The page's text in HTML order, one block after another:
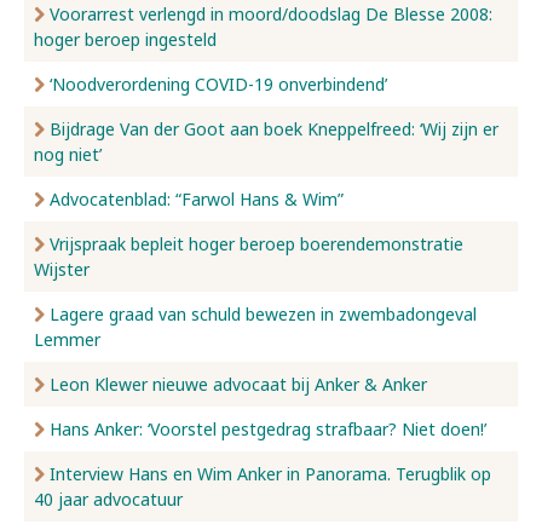
Voorarrest verlengd in moord/doodslag De Blesse 2008:
hoger beroep ingesteld
‘Noodverordening COVID-19 onverbindend’
Bijdrage Van der Goot aan boek Kneppelfreed: ‘Wij zijn er
nog niet’
Advocatenblad: “Farwol Hans & Wim”
Vrijspraak bepleit hoger beroep boerendemonstratie
Wijster
Lagere graad van schuld bewezen in zwembadongeval
Lemmer
Leon Klewer nieuwe advocaat bij Anker & Anker
Hans Anker: ‘Voorstel pestgedrag strafbaar? Niet doen!’
Interview Hans en Wim Anker in Panorama. Terugblik op
40 jaar advocatuur